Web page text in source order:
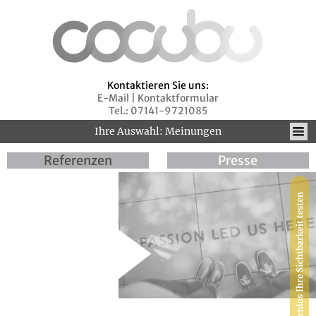
Kontaktieren Sie uns:
E-Mail
Kontaktformular
Tel.: 07141-9721085
Ihre Auswahl: Meinungen
Referenzen Presse